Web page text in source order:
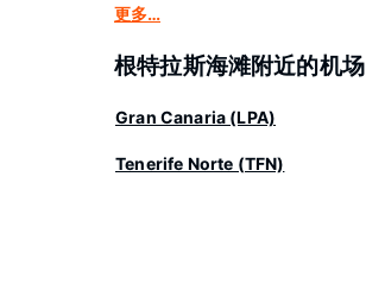
更多…
根特拉斯海滩附近的机场
Gran Canaria (LPA)
Tenerife Norte (TFN)